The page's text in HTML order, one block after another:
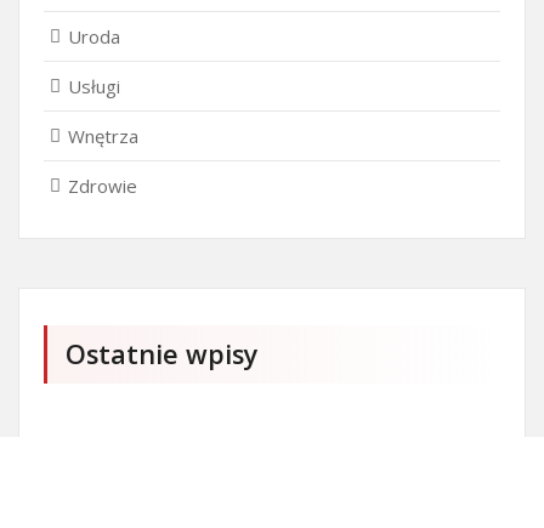
Uroda
Usługi
Wnętrza
Zdrowie
Ostatnie wpisy